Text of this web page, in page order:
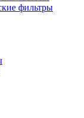
фильтры